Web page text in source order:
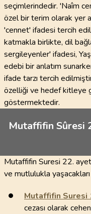
seçimlerindedir. 'Naîm
özel bir terim olarak yer
'cennet' ifadesi tercih
katmakla birlikte, dil
sergileyenler' ifadesi,
edebi bir anlatım
ifade tarzı tercih
özelliği ve hedef kitleye
göstermektedir.
Mutaffifin Sûresi
Mutaffifin Suresi 22.
ve mutlulukla
Mutaffifin Suresi
cezası olarak